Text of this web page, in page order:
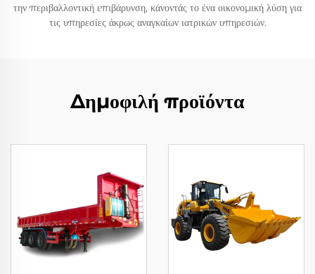
την περιβαλλοντική επιβάρυνση, κάνοντάς το ένα οικονομική λύση για
τις υπηρεσίες άκρως αναγκαίων ιατρικών υπηρεσιών.
Δημοφιλή προϊόντα